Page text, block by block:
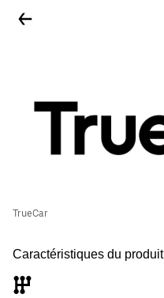
TrueCar
Caractéristiques du produit